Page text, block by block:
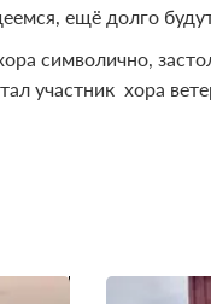
ещё долго
символично,
хора